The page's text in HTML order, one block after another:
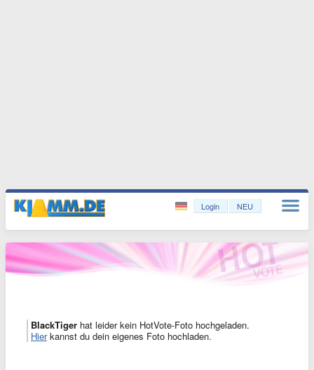
Login NEU
BlackTiger hat leider kein HotVote-Foto hochgeladen.
Hierkannst du dein eigenes Foto hochladen.